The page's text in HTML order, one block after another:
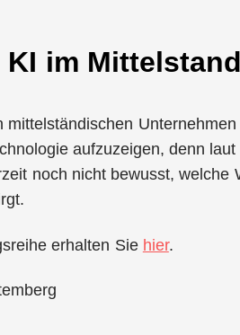
im Mittelstand
aufzuzeigen, denn
noch nicht bewusst, welche
erhalten Sie hier.